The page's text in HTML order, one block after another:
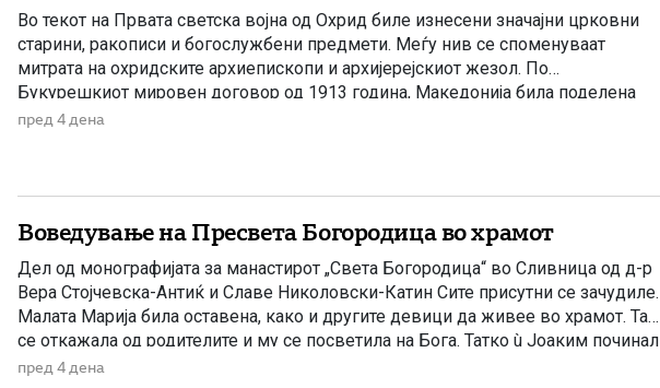
Во текот на Првата светска војна од Охрид биле изнесени значајни црковни
старини, ракописи и богослужбени предмети. Меѓу нив се споменуваат
митрата на охридските архиепископи и архијерејскиот жезол. По
Букурешкиот мировен договор од 1913 година, Македонија била поделена
меѓу соседните држави, а Вардарскиот дел потпаднал под власта на
пред 4 дена
Воведување на Пресвета Богородица во храмот
Дел од монографијата за манастирот „Света Богородица“ во Сливница од д-р
Вера Стојчевска-Антиќ и Славе Николовски-Катин Сите присутни се зачудиле.
Малата Марија била оставена, како и другите девици да живее во храмот. Таа
се откажала од родителите и му се посветила на Бога. Татко ù Јоаким починал
на 80 години. Ана останала сама и се […]
пред 4 дена